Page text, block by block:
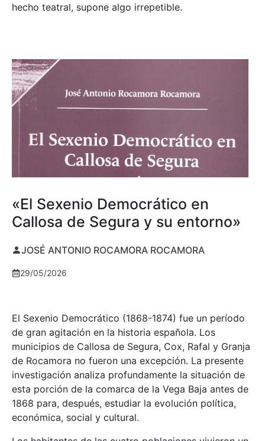
hecho teatral, supone algo irrepetible.
«El Sexenio Democrático en
Callosa de Segura y su entorno»
JOSÉ ANTONIO ROCAMORA ROCAMORA
29/05/2026
El Sexenio Democrático (1868-1874) fue un período
de gran agitación en la historia española. Los
municipios de Callosa de Segura, Cox, Rafal y Granja
de Rocamora no fueron una excepción. La presente
investigación analiza profundamente la situación de
esta porción de la comarca de la Vega Baja antes de
1868 para, después, estudiar la evolución política,
económica, social y cultural.